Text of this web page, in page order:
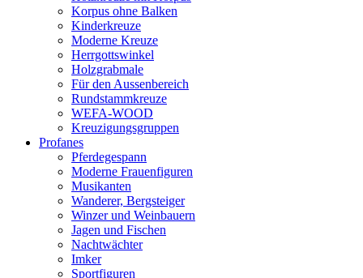
Korpus ohne Balken
Kinderkreuze
Moderne Kreuze
Herrgottswinkel
Holzgrabmale
Für den Aussenbereich
Rundstammkreuze
WEFA-WOOD
Kreuzigungsgruppen
Profanes
Pferdegespann
Moderne Frauenfiguren
Musikanten
Wanderer, Bergsteiger
Winzer und Weinbauern
Jagen und Fischen
Nachtwächter
Imker
Sportfiguren